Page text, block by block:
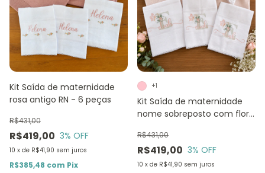
Kit Saída de maternidade
rosa antigo RN - 6 peças
R$419,00
R$431,00
3% OFF
10 x de R$41,90 sem juros
R$385,48 com Pix
Kit Saída de maternidade
nome sobreposto com flor
R$419,00
R$431,00
3% OFF
10 x de R$41,90 sem juros
+1